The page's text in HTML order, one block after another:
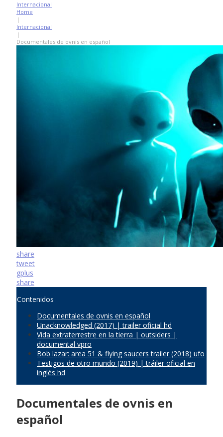
Internacional
Home
|
Internacional
|
Documentales de ovnis en español
share
tweet
gplus
share
Contenidos
Documentales de ovnis en español
Unacknowledged (2017) | trailer oficial hd
Vida extraterrestre en la tierra | outsiders |
documental vpro
Bob lazar: area 51 & flying saucers trailer (2018) ufo
Testigos de otro mundo (2019) | tráiler oficial en
inglés hd
Documentales de ovnis en
español